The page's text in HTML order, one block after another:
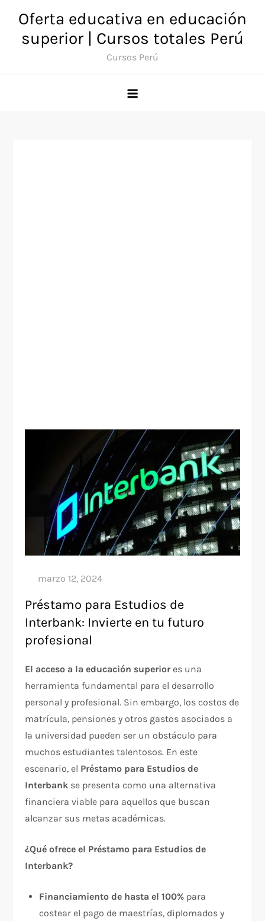
contenido
Oferta educativa en educación
superior | Cursos totales Perú
Cursos Perú
Préstamo para Estudios de
Interbank: Invierte en tu futuro
profesional
El acceso a la educación superiores una
herramienta fundamental para el desarrollo
personal y profesional. Sin embargo, los costos de
matrícula, pensiones y otros gastos asociados a
la universidad pueden ser un obstáculo para
muchos estudiantes talentosos. En este
escenario, el Préstamo para Estudios de
Interbank se presenta como una alternativa
financiera viable para aquellos que buscan
alcanzar sus metas académicas.
¿Qué ofrece el Préstamo para Estudios de
Interbank?
Financiamiento de hasta el 100% para
costear el pago de maestrías, diplomados y